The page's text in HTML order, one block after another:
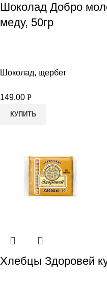
Шоколад Добро
меду, 50гр
Шоколад, щербет
149,00 Р
КУПИТЬ
Хлебцы Здоровей